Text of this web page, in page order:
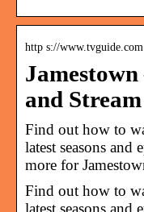
http s://www.tvguide.com
and
Find out how to
latest seasons and
more for
Find out how to
latest seasons and